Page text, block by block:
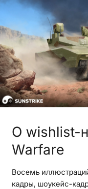
О wishlist-
Warfare
Восемь
кадры, шоукейс-